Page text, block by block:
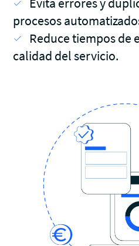
procesos
Reduce tiempos de
calidad del servicio.